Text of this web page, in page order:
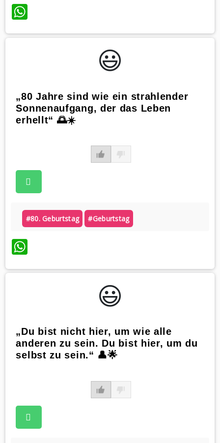
WhatsApp
😃️
„80 Jahre sind wie ein strahlender
Sonnenaufgang, der das Leben
erhellt“ 🌅☀️
#80. Geburtstag #geburtstag
WhatsApp
😃️
„Du bist nicht hier, um wie alle
anderen zu sein. Du bist hier, um du
selbst zu sein.“ 👤🌟